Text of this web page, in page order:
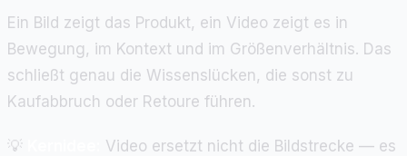
Ein Bild zeigt das Produkt, ein Video zeigt es in
Bewegung, im Kontext und im Größenverhältnis. Das
schließt genau die Wissenslücken, die sonst zu
Kaufabbruch oder Retoure führen.
💡
Video ersetzt nicht die Bildstrecke — es